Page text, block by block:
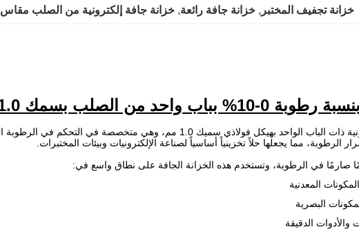
خزانة تجفيف المختبر , خزانة جافة رائعة, خزانة جافة إلكترونية من الصلب مقاس 1.0 مم
- درجة صناعية للمكونات الإلكترونية
مما يجعلها حلاً تخزينياً أساسياً لصناعة الإلكترونيات وبيئات المختبرات.
صارمًا في الرطوبة، وتستخدم هذه الخزانة الجافة على نطاق واسع في:
المعدنية
البصرية
والأدوات الدقيقة